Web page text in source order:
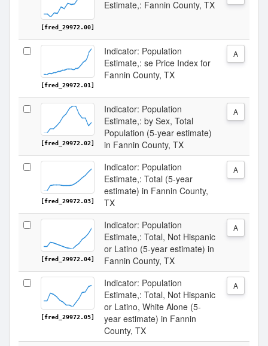
[fred_29972.00]
Estimate,: Fannin County, TX
[fred_29972.01]
Indicator: Population
Estimate,: se Price Index for
Fannin County, TX
A
[fred_29972.02]
Indicator: Population
Estimate,: by Sex, Total
Population (5-year estimate)
in Fannin County, TX
A
[fred_29972.03]
Indicator: Population
Estimate,: Total (5-year
estimate) in Fannin County,
TX
A
[fred_29972.04]
Indicator: Population
Estimate,: Total, Not Hispanic
or Latino (5-year estimate) in
Fannin County, TX
A
[fred_29972.05]
Indicator: Population
Estimate,: Total, Not Hispanic
or Latino, White Alone (5-
year estimate) in Fannin
County, TX
A